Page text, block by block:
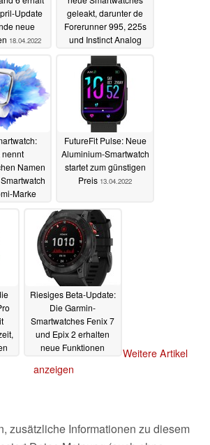
Update
neue
18.04.2022
geleakt, darunter de
Forerunner 995, 225s
und Instinct Analog
16.04.2022
nennt
Namen
Marke
FutureFit Pulse: Neue
Aluminium-Smartwatch
startet zum günstigen
Preis 13.04.2022
Riesiges Beta-Update:
Die Garmin-
Smartwatches Fenix 7
und Epix 2 erhalten
neue Funktionen
Weitere Artikel
anzeigen
zusätzliche Informationen zu diesem